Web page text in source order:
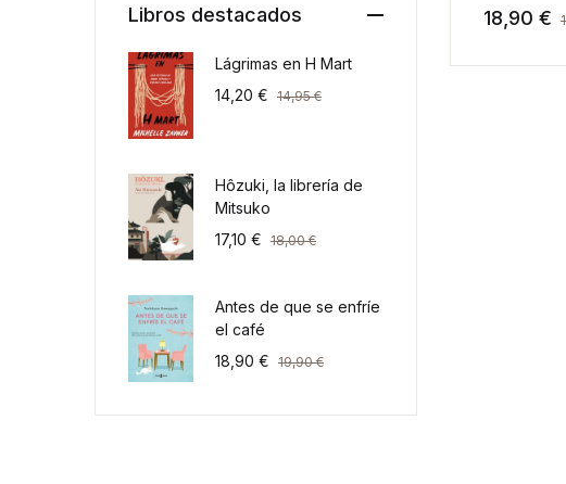
perdidos
18,90 €
Libros destacados
Lágrimas en H Mart
14,20 € 14,95€
Hôzuki, la librería de
Mitsuko
17,10 € 18,00€
Antes de que se enfríe
el café
18,90 € 19,90€